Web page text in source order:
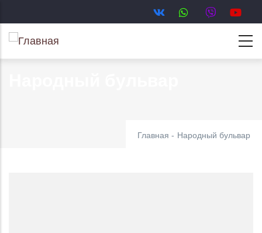
к
основному
содержанию
Главная - Народный бульвар